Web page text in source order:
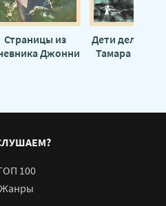
Страницы из
Джонни
Дети
Тамара
100
Жанры